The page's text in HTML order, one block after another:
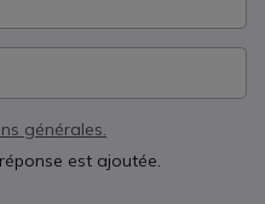
générales.
est ajoutée.